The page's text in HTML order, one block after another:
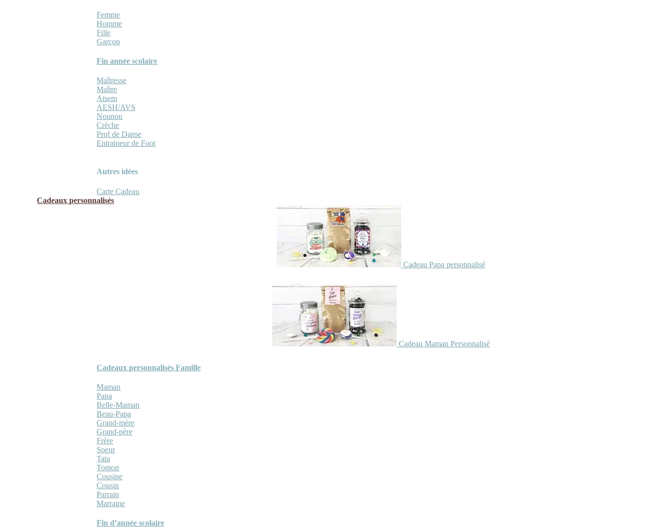
Femme
Homme
Fille
Garçon
Fin année scolaire
Maîtresse
Maître
Atsem
AESH/AVS
Nounou
Crèche
Prof de Danse
Entraineur de Foot
Autres idées
Carte Cadeau
Cadeaux personnalisés
Cadeau Papa personnalisé
Cadeau Maman Personnalisé
Cadeaux personnalisés Famille
Maman
Papa
Belle-Maman
Beau-Papa
Grand-mère
Grand-père
Frère
Soeur
Tata
Tonton
Cousine
Cousin
Parrain
Marraine
Fin d’année scolaire